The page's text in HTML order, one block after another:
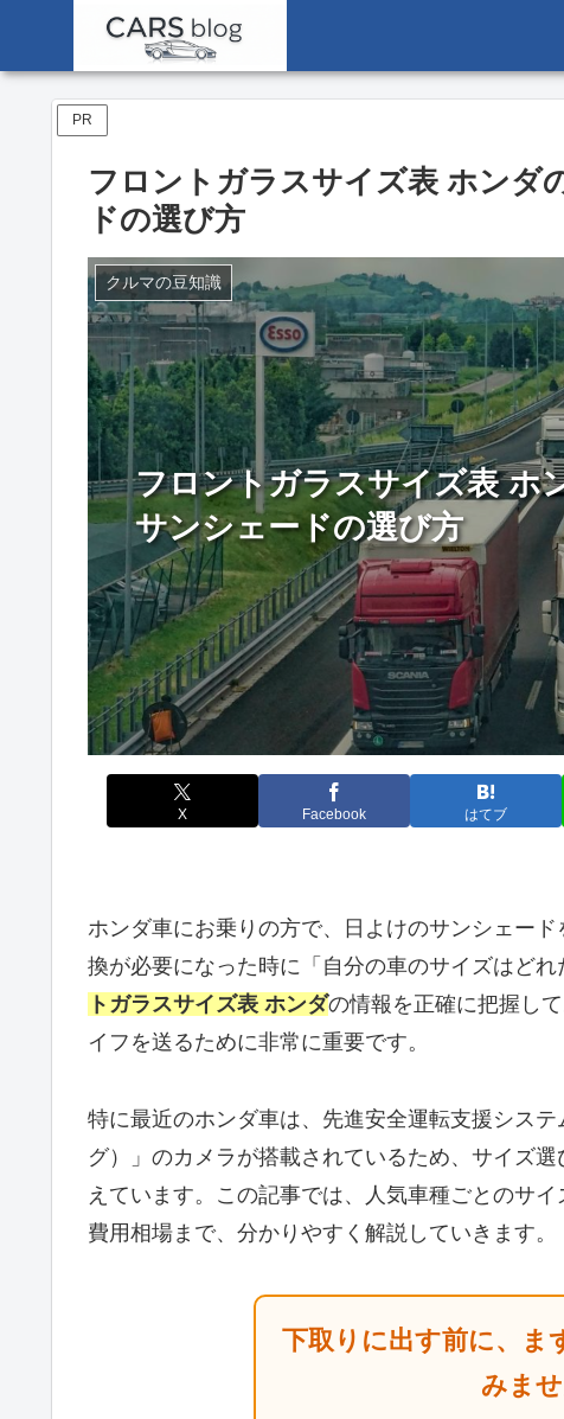
PR
フロントガラスサイズ表 ホンダ
ドの選び方
フロントガラスサイズ表 ホ
サンシェードの選び方
クルマの豆知識
X Facebook はてブ
ホンダ車にお乗りの方で、日よけのサンシェー
換が必要になった時に「自分の車のサイズはど
トガラスサイズ表 ホンダの情報を正確に把握し
イフを送るために非常に重要です。
特に最近のホンダ車は、先進安全運転支援シス
グ）」のカメラが搭載されているため、サイズ
えています。この記事では、人気車種ごとのサ
費用相場まで、分かりやすく解説していきます。
下取りに出す前に、ま
みま